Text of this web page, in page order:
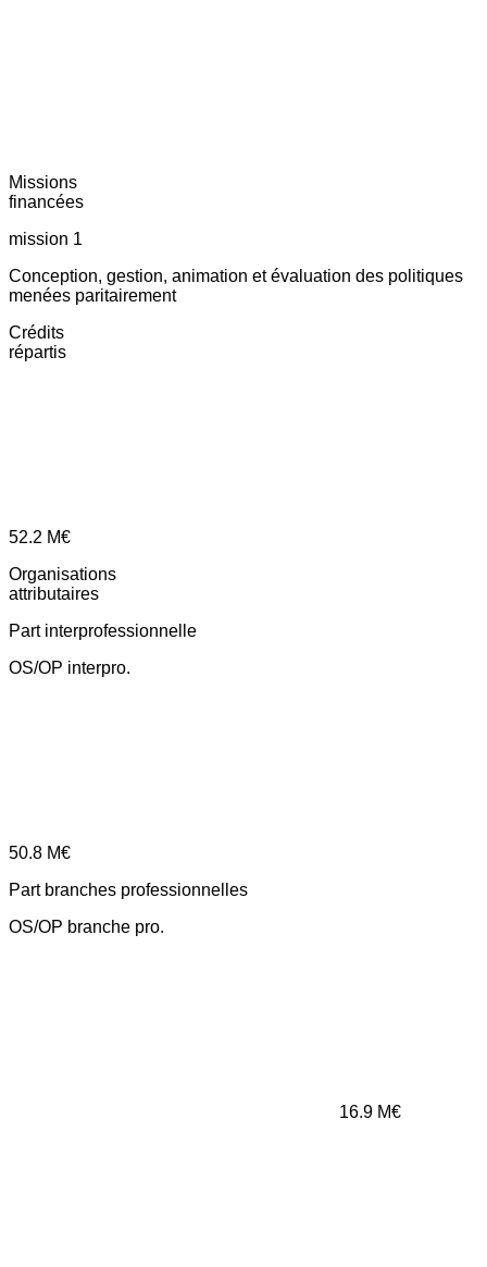
Missions
financées
mission 1
Conception, gestion, animation et évaluation des politiques
menées paritairement
Crédits
répartis
52.2 M€
Organisations
attributaires
Part interprofessionnelle
OS/OP interpro.
50.8 M€
Part branches professionnelles
OS/OP branche pro.
16.9 M€